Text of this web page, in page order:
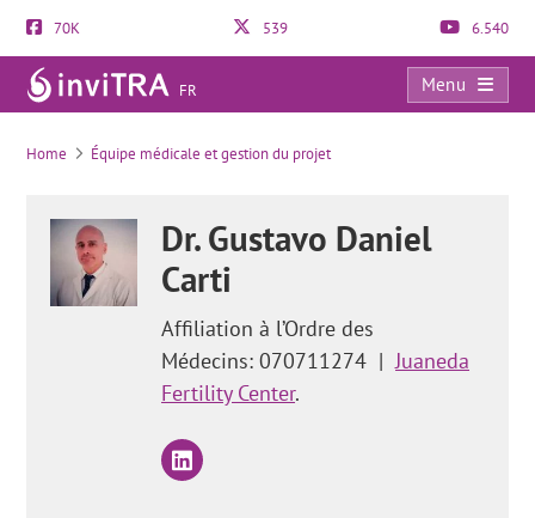
70K 539 6.540
FR
Menu
Quand commence l’ovulation et quels sont les symptômes ?
Home Équipe médicale et gestion du projet
Dr. Gustavo Daniel
Carti
Affiliation à l’Ordre des
Médecins: 070711274 | Juaneda
Fertility Center.